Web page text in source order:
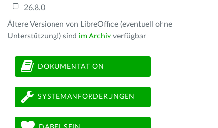
26.8.0
Ältere Versionen von LibreOffice (eventuell ohne
Unterstützung!) sind im Archiv verfügbar
DOKUMENTATION
SYSTEMANFORDERUNGEN